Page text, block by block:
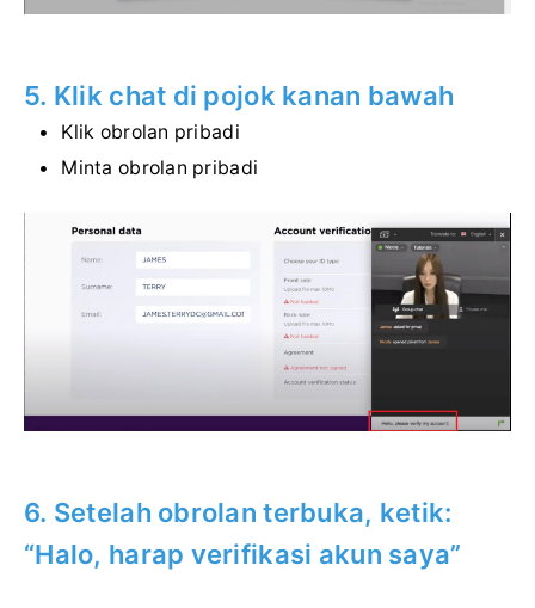
5. Klik chat di pojok kanan bawah
Klik obrolan pribadi
Minta obrolan pribadi
6. Setelah obrolan terbuka, ketik:
“Halo, harap verifikasi akun saya”